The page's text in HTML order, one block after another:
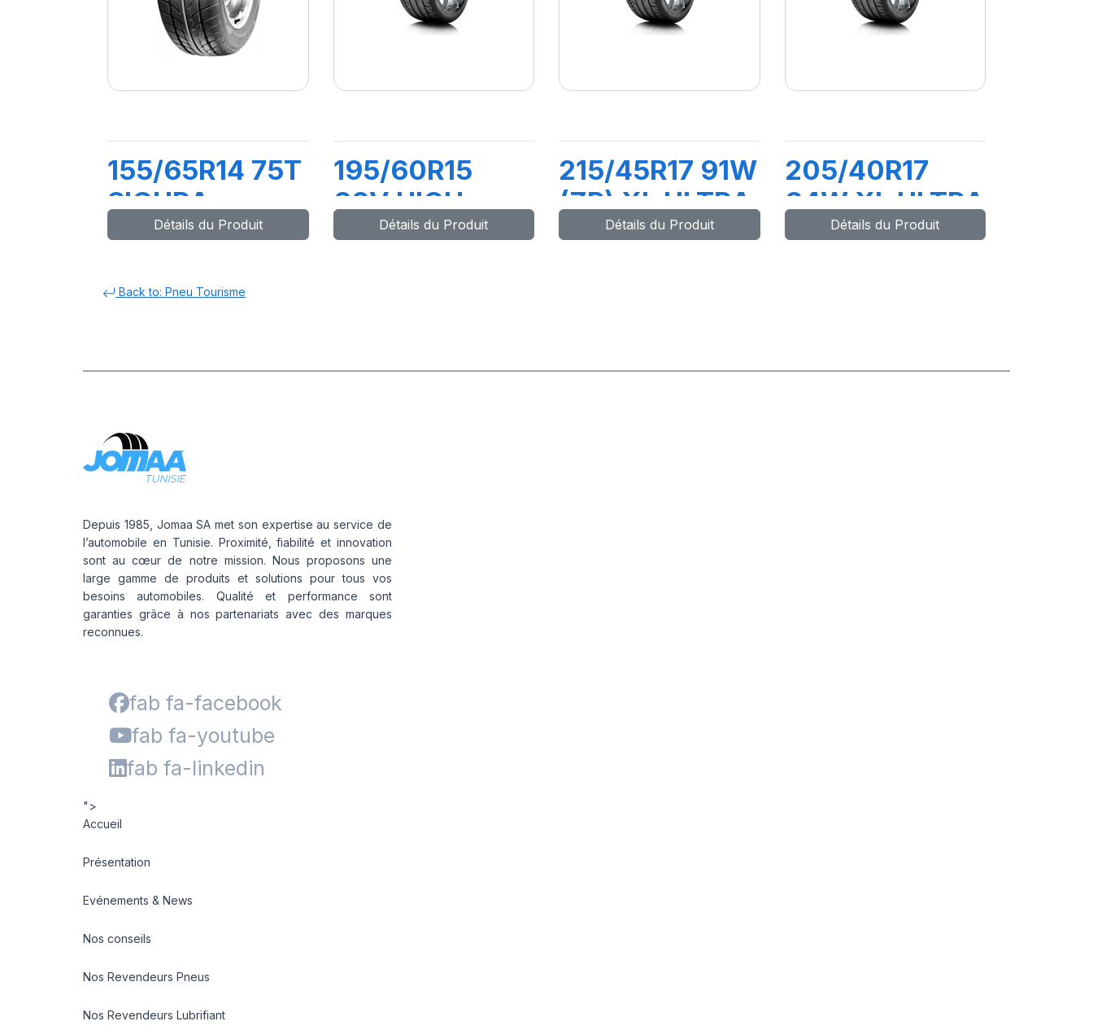
155/65R14 75T
SIGURA
Détails du Produit
195/60R15
88V HIGH
PERFORMANCE
Détails du Produit
215/45R17 91W
(ZR) XL ULTRA
HIGHDétails du Produit
205/40R17
84W XL ULTRA
HIGHDétails du Produit
Back to: Pneu Tourisme
Depuis 1985, Jomaa SA met son expertise au service de
l’automobile en Tunisie. Proximité, fiabilité et innovation
sont au cœur de notre mission. Nous proposons une
large gamme de produits et solutions pour tous vos
besoins automobiles. Qualité et performance sont
garanties grâce à nos partenariats avec des marques
reconnues.
fab fa-facebook
fab fa-youtube
fab fa-linkedin
">
Accueil
Présentation
Evénements & News
Nos conseils
Nos Revendeurs Pneus
Nos Revendeurs Lubrifiant